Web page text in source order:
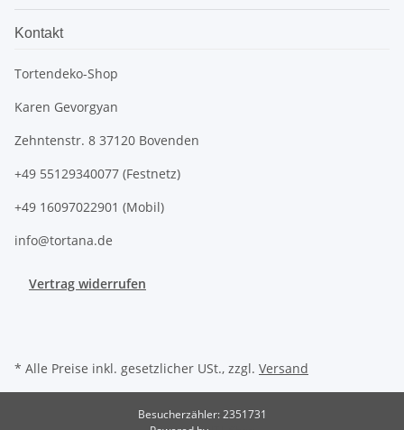
Kontakt
Tortendeko-Shop
Karen Gevorgyan
Zehntenstr. 8 37120 Bovenden
+49 55129340077 (Festnetz)
+49 16097022901 (Mobil)
info@tortana.de
Vertrag widerrufen
* Alle Preise inkl. gesetzlicher USt., zzgl. Versand
Besucherzähler: 2351731